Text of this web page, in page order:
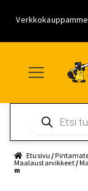
navigointiin
sisältöön
pääsisältöön
search
Etusivu /
Maalaustarvikkeet/
m